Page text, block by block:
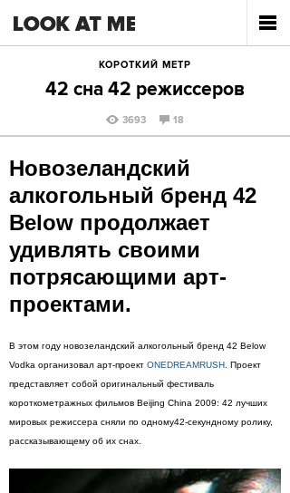
КОРОТКИЙ МЕТР
42 сна 42 режиссеров
3693 18
Новозеландский
алкогольный бренд 42
Below продолжает
удивлять своими
потрясающими арт-
проектами.
В этом году новозеландский алкогольный бренд 42 Below
Vodka организовал арт-проект ONEDREAMRUSH . Проект
представляет собой оригинальный фестиваль
короткометражных фильмов Beijing China 2009: 42 лучших
мировых режиссера сняли по одному42-секундному ролику,
рассказывающему об их снах.